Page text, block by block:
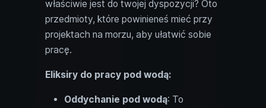
właściwie jest do twojej dyspozycji? Oto
przedmioty, które powinieneś mieć przy
projektach na morzu, aby ułatwić sobie
pracę.
Eliksiry do pracy pod wodą:
Oddychanie pod wodą: To